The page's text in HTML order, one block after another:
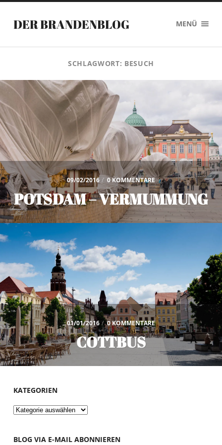
DER BRANDENBLOG MENÜ
SCHLAGWORT: BESUCH
09/02/2016 / 0 KOMMENTARE
POTSDAM – VERMUMMUNG
01/01/2016 / 0 KOMMENTARE
COTTBUS
KATEGORIEN
Kategorien
BLOG VIA E-MAIL ABONNIEREN